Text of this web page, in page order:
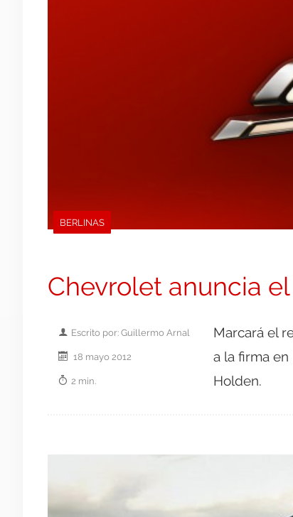
BERLINAS
Chevrolet anuncia el
Escrito por: Guillermo Arnal
18 mayo 2012
2 min.
Marcará el
a la firma
Holden.